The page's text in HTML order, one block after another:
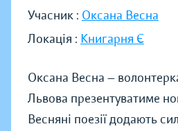
Учасник : Оксана Весна
Локація : Книгарня Є
Оксана Весна —
Львова презентуватиме
Весняні поезії додають